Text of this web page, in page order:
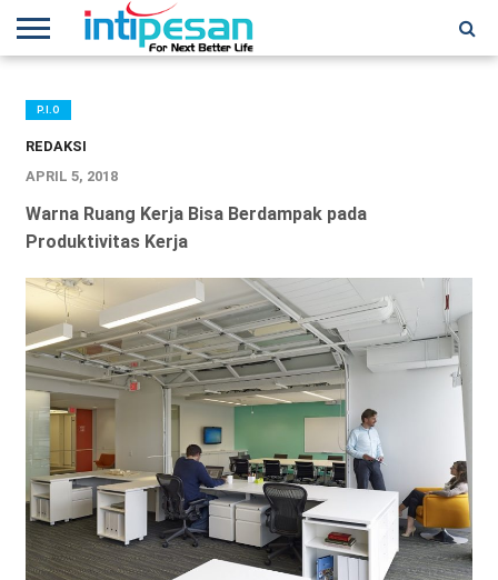
NEWS
CONFERENCES
TRAINING
IPSHOW
EVENT
IP
NETWORK
MORE
P.I.O
REDAKSI
APRIL 5, 2018
Warna Ruang Kerja Bisa Berdampak pada
Produktivitas Kerja